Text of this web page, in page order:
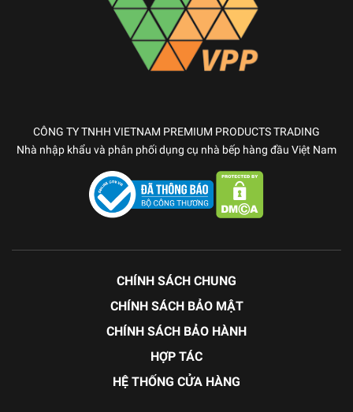
CÔNG TY TNHH VIETNAM PREMIUM PRODUCTS TRADING
Nhà nhập khẩu và phân phối dụng cụ nhà bếp hàng đầu Việt Nam
CHÍNH SÁCH CHUNG
CHÍNH SÁCH BẢO MẬT
CHÍNH SÁCH BẢO HÀNH
HỢP TÁC
HỆ THỐNG CỬA HÀNG